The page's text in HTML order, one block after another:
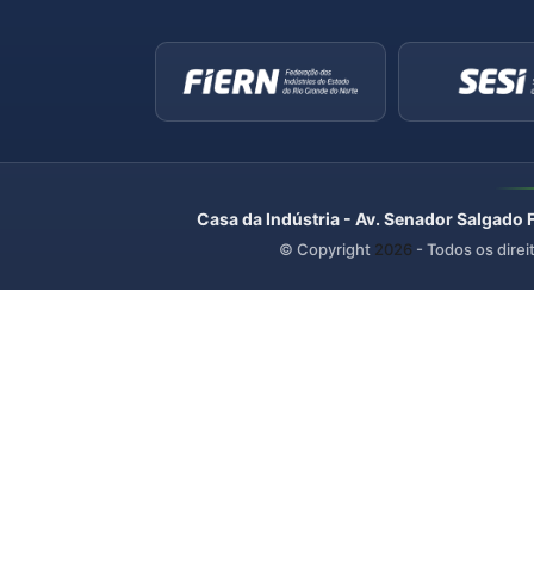
Casa da Indústria - Av. Senador
© Copyright 2026 - Todos os